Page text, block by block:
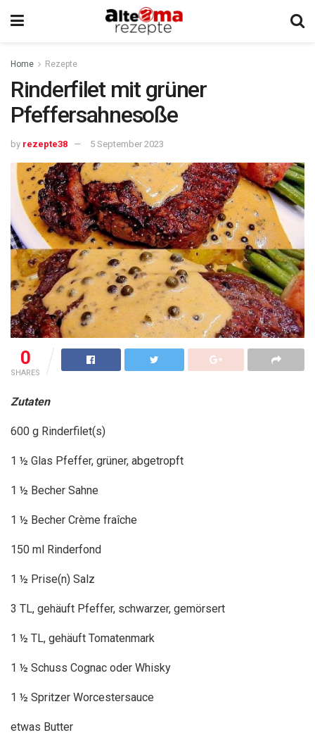
Home Rezepte
Rinderfilet mit grüner
Pfeffersahnesoße
by rezepte38 5 September 2023
0
SHARES
Zutaten
600 g Rinderfilet(s)
1 ½ Glas Pfeffer, grüner, abgetropft
1 ½ Becher Sahne
1 ½ Becher Crème fraîche
150 ml Rinderfond
1 ½ Prise(n) Salz
3 TL, gehäuft Pfeffer, schwarzer, gemörsert
1 ½ TL, gehäuft Tomatenmark
1 ½ Schuss Cognac oder Whisky
1 ½ Spritzer Worcestersauce
etwas Butter